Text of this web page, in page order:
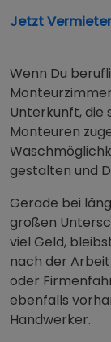
Jetzt
Wenn Du
Unterkunft, die
Monteuren
gestalten und
Gerade bei
großen
viel Geld,
nach der
oder
ebenfalls
Handwerker.